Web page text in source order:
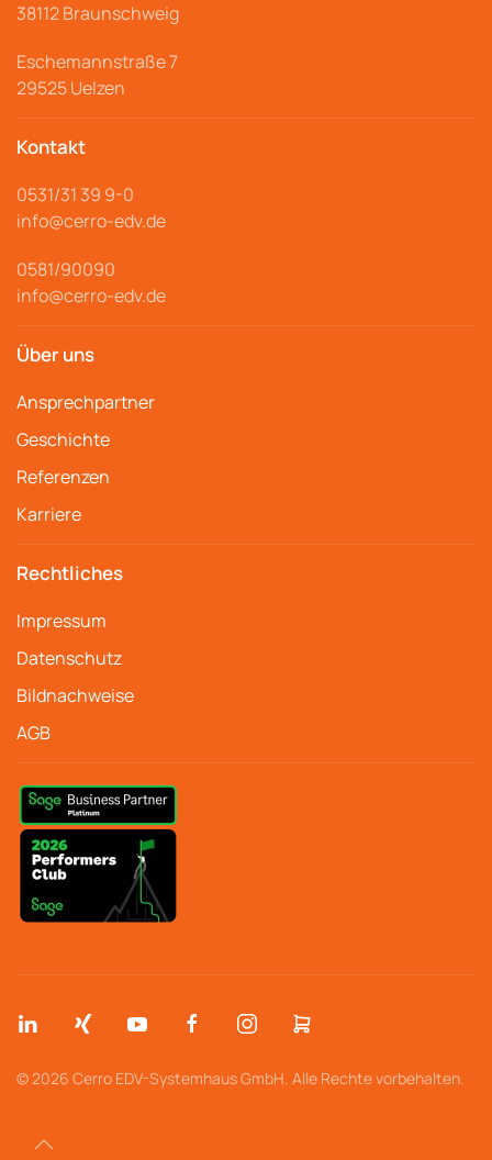
38112 Braunschweig
Eschemannstraße 7
29525 Uelzen
Kontakt
0531/31 39 9-0
info@cerro-edv.de
0581/90090
info@cerro-edv.de
Über uns
Ansprechpartner
Geschichte
Referenzen
Karriere
Rechtliches
Impressum
Datenschutz
Bildnachweise
AGB
© 2026 Cerro EDV-Systemhaus GmbH. Alle Rechte vorbehalten.